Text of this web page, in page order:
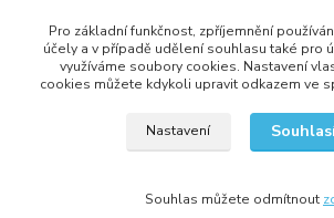
Jsme na Facebooku
Pro základní funkčnost, zpříjemnění
účely a v případě udělení souhlasu také pro
využíváme soubory cookies. Nastavení
cookies můžete kdykoli upravit odkazem ve
Nastavení
Souhlas můžete odmítnout